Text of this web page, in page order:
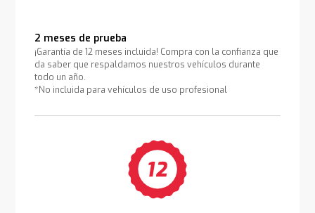
2 meses de prueba
¡Garantía de 12 meses incluida! Compra con la confianza que
da saber que respaldamos nuestros vehículos durante
todo un año.
*No incluida para vehículos de uso profesional